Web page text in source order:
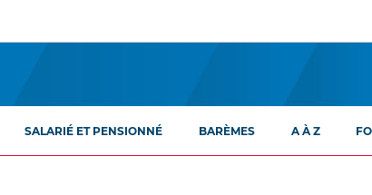
SALARIÉ ET PENSIONNÉ BARÈMES A À Z